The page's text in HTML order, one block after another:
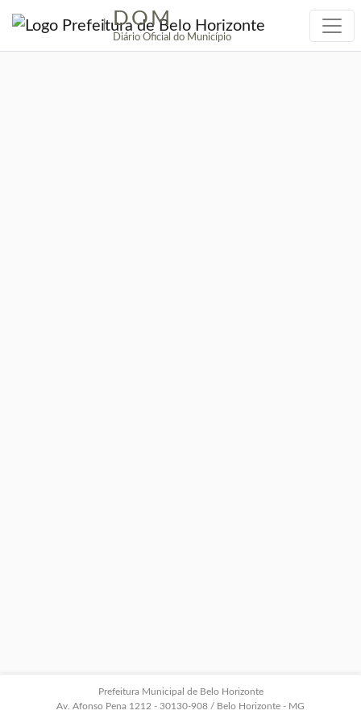
| DOM
Diário Oficial do Município
Prefeitura Municipal de Belo Horizonte
Av. Afonso Pena 1212 - 30130-908 / Belo Horizonte - MG